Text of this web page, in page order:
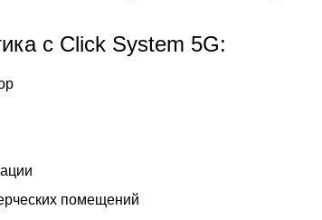
с Click System 5G:
помещений